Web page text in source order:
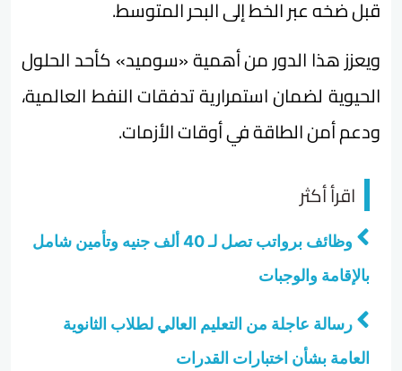
قبل ضخه عبر الخط إلى البحر المتوسط.
ويعزز هذا الدور من أهمية «سوميد» كأحد الحلول
الحيوية لضمان استمرارية تدفقات النفط العالمية،
ودعم أمن الطاقة في أوقات الأزمات.
اقرأ أكثر
وظائف برواتب تصل لـ 40 ألف جنيه وتأمين شامل
بالإقامة والوجبات
رسالة عاجلة من التعليم العالي لطلاب الثانوية
العامة بشأن اختبارات القدرات